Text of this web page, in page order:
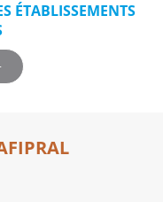
ÉTABLISSEMENTS